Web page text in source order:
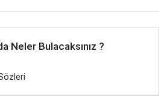
Neler Bulacaksınız ?